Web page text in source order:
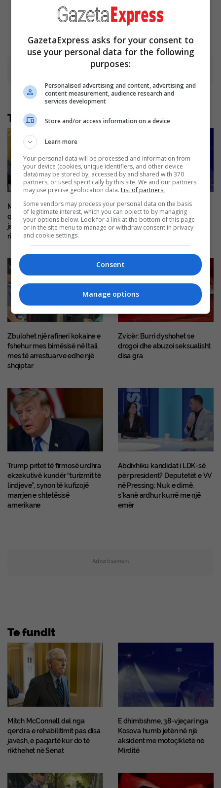
Actresses Can Do It All
Brainberries Brainberries
Advertisement
Të tjera nga rubrika
Mitch McConnell del nga
qendra e rehabilitimit pas disa
javësh, e paqartë kur do të
rikthehet në Senat
E dhimbshme, 38-vjeçari nga
Kosova humb jetën në një
aksident me motoçikletë në
Zbulohet një rafineri kokaine e
fshehur mes bimësisë në Itali,
mes të arrestuarve edhe një
shqiptar
Zvicër: Burri dyshohet se
drogoi dhe abuzoi seksualisht
disa gra
Trump pritet të firmosë urdhra
ekzekutivë kundër “turizmit të
lindjeve”, synon të kufizojë
marrjen e shtetësisë
amerikane
Abdixhiku kandidat i LDK-së
për president? Deputetët e VV
në Pressing: Nuk e dimë,
s’kanë ardhur kurrë me një
emër
Advertisement
Te fundit
Mitch McConnell del nga
qendra e rehabilitimit pas disa
javësh, e paqartë kur do të
rikthehet në Senat
E dhimbshme, 38-vjeçari nga
Kosova humb jetën në një
aksident me motoçikletë në
Mirditë
GazetaExpress asks for your consent to
use your personal data for the following
purposes:
Personalised advertising and content, advertising and
content measurement, audience research and
services development
Store and/or access information on a device
Learn more
Your personal data will be processed and information from
your device (cookies, unique identifiers, and other device
data) may be stored by, accessed by and shared with 370
partners, or used specifically by this site. We and our partners
may use precise geolocation data. List of partners.
Some vendors may process your personal data on the basis
of legitimate interest, which you can object to by managing
your options below. Look for a link at the bottom of this page
or in the site menu to manage or withdraw consent in privacy
and cookie settings.
Consent
Manage options